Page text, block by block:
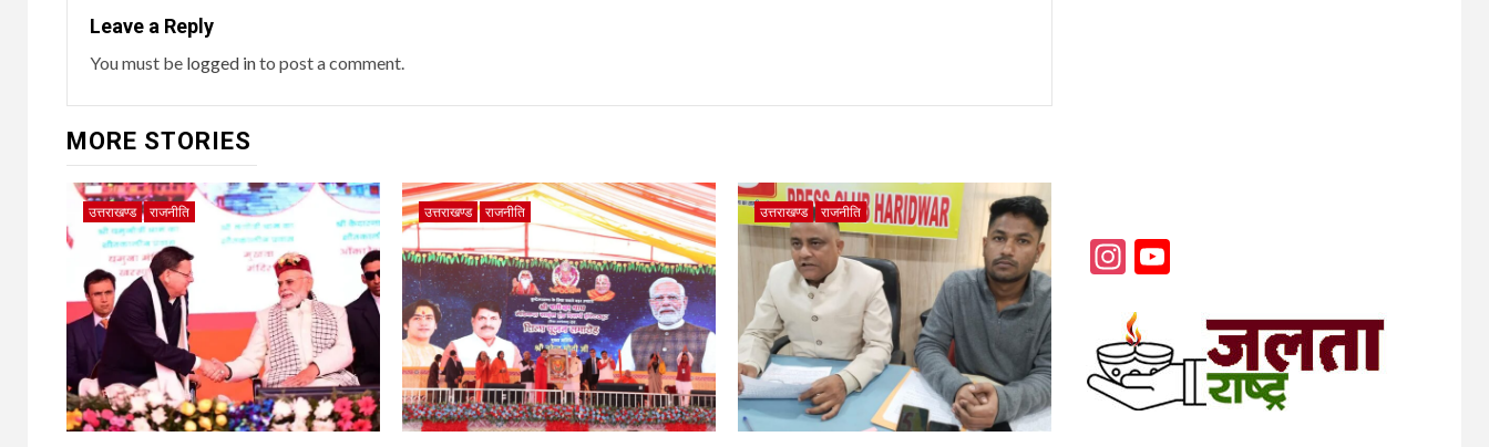
Leave a Reply
You must be logged into post a comment.
MORE STORIES
उत्तराखण्ड राजनीति उत्तराखण्ड राजनीति उत्तराखण्ड राजनीति
Instagram
YouTube